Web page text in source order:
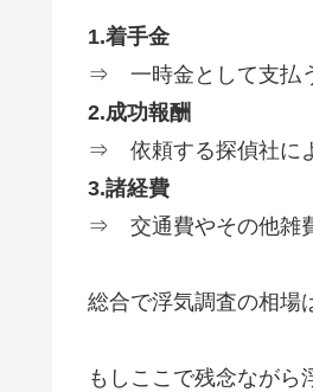
1.着手金
⇒ 一時金として支払
2.成功報酬
⇒ 依頼する探偵社に
3.諸経費
⇒ 交通費やその他雑
総合で浮気調査の相場
もしここで残念ながら